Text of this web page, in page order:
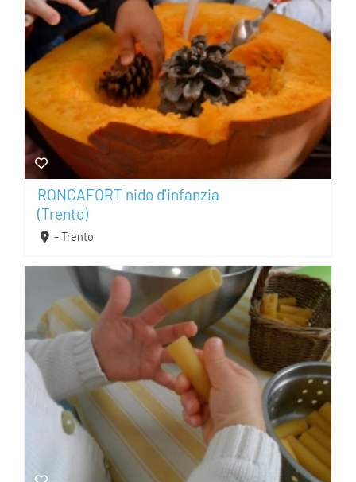
RONCAFORT nido d'infanzia
(Trento)
- Trento